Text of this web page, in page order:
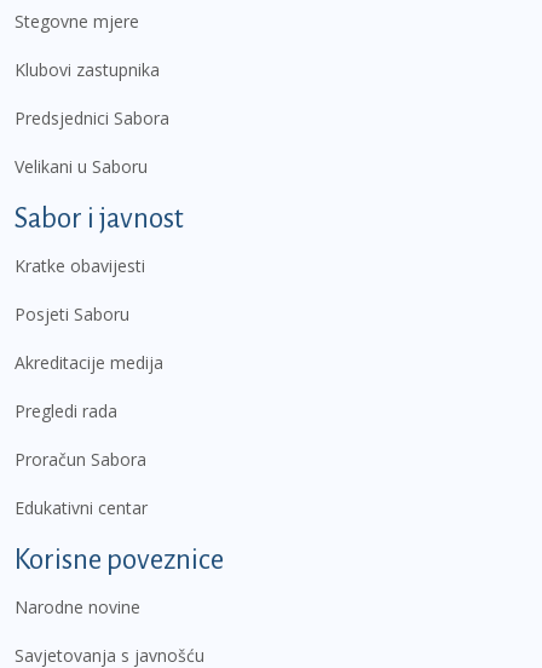
Stegovne mjere
Klubovi zastupnika
Predsjednici Sabora
Velikani u Saboru
Sabor i javnost
Kratke obavijesti
Posjeti Saboru
Akreditacije medija
Pregledi rada
Proračun Sabora
Edukativni centar
Korisne poveznice
Narodne novine
Savjetovanja s javnošću